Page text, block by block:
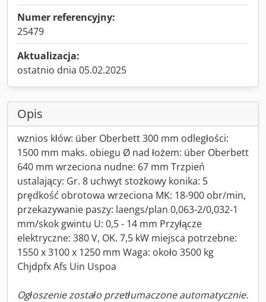
Numer referencyjny:
25479
Aktualizacja:
ostatnio dnia 05.02.2025
Opis
wznios kłów: über Oberbett 300 mm odległości:
1500 mm maks. obiegu Ø nad łożem: über Oberbett
640 mm wrzeciona nudne: 67 mm Trzpień
ustalający: Gr. 8 uchwyt stożkowy konika: 5
prędkość obrotowa wrzeciona MK: 18-900 obr/min,
przekazywanie paszy: laengs/plan 0,063-2/0,032-1
mm/skok gwintu U: 0,5 - 14 mm Przyłącze
elektryczne: 380 V, OK. 7,5 kW miejsca potrzebne:
1550 x 3100 x 1250 mm Waga: około 3500 kg
Chjdpfx Afs Uin Uspoa
Ogłoszenie zostało przetłumaczone automatycznie.